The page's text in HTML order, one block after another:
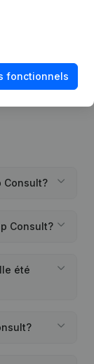
Consult?
Consult?
été
fonctionnels